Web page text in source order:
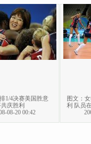
1/4决赛美国胜意
庆胜利
08-20 00:42
图文：
利 队员